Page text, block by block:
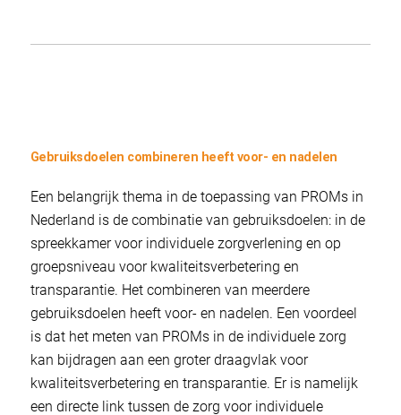
Gebruiksdoelen combineren heeft voor- en nadelen
Een belangrijk thema in de toepassing van PROMs in
Nederland is de combinatie van gebruiksdoelen: in de
spreekkamer voor individuele zorgverlening en op
groepsniveau voor kwaliteitsverbetering en
transparantie. Het combineren van meerdere
gebruiksdoelen heeft voor- en nadelen. Een voordeel
is dat het meten van PROMs in de individuele zorg
kan bijdragen aan een groter draagvlak voor
kwaliteitsverbetering en transparantie. Er is namelijk
een directe link tussen de zorg voor individuele